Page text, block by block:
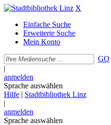
X
Einfache Suche
Erweiterte Suche
Mein Konto
GO
|
anmelden
Sprache auswählen
Hilfe | Stadtbibliothek Linz
|
anmelden
Sprache auswählen